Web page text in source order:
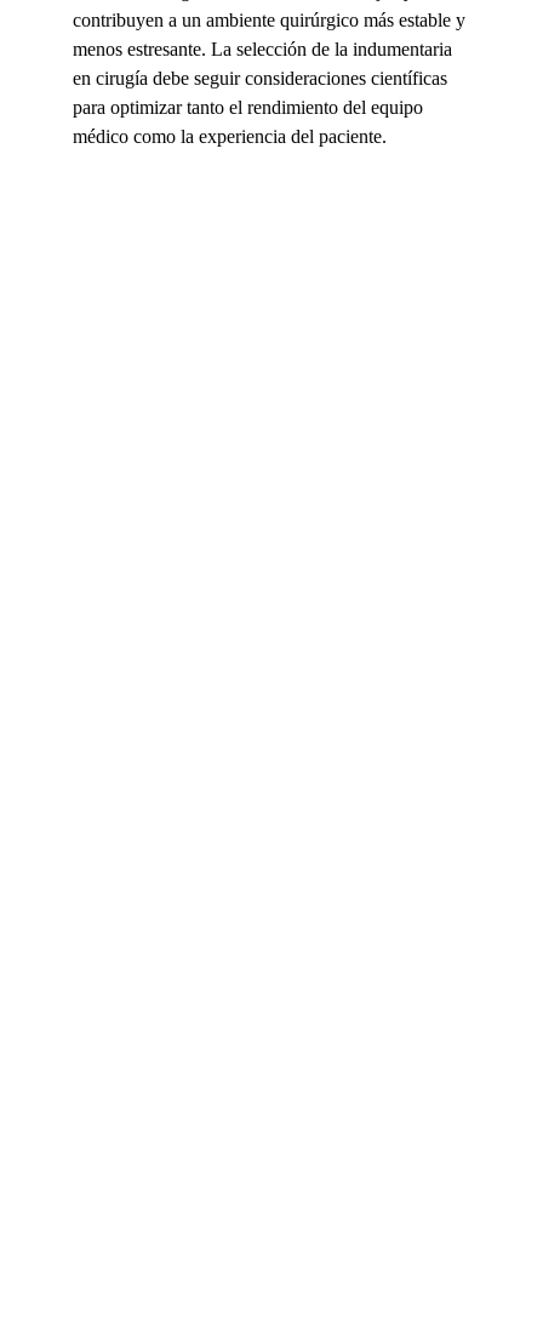
contribuyen a un ambiente quirúrgico más estable y
menos estresante. La selección de la indumentaria
en cirugía debe seguir consideraciones científicas
para optimizar tanto el rendimiento del equipo
médico como la experiencia del paciente.